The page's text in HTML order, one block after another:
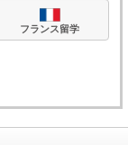
フランス留学